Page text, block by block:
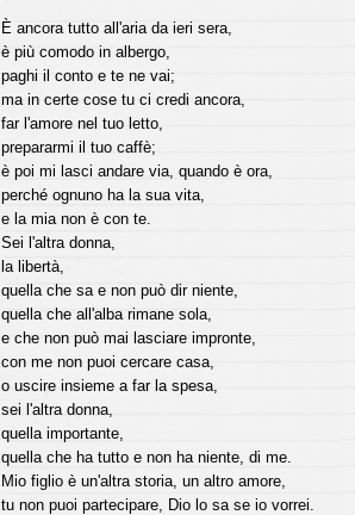
È ancora tutto all'aria da ieri sera,
è più comodo in albergo,
paghi il conto e te ne vai;
ma in certe cose tu ci credi ancora,
far l'amore nel tuo letto,
prepararmi il tuo caffè;
è poi mi lasci andare via, quando è ora,
perché ognuno ha la sua vita,
e la mia non è con te.
Sei l'altra donna,
la libertà,
quella che sa e non può dir niente,
quella che all'alba rimane sola,
e che non può mai lasciare impronte,
con me non puoi cercare casa,
o uscire insieme a far la spesa,
sei l'altra donna,
quella importante,
quella che ha tutto e non ha niente, di me.
Mio figlio è un'altra storia, un altro amore,
tu non puoi partecipare, Dio lo sa se io vorrei.